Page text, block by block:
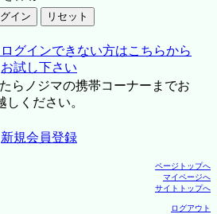
グインできない方はこちらから
お試し下さい
らノジマの携帯コーナーまでお
しください。
新規会員登録
ページトップへ
マイページへ
サイトトップへ
ログアウト